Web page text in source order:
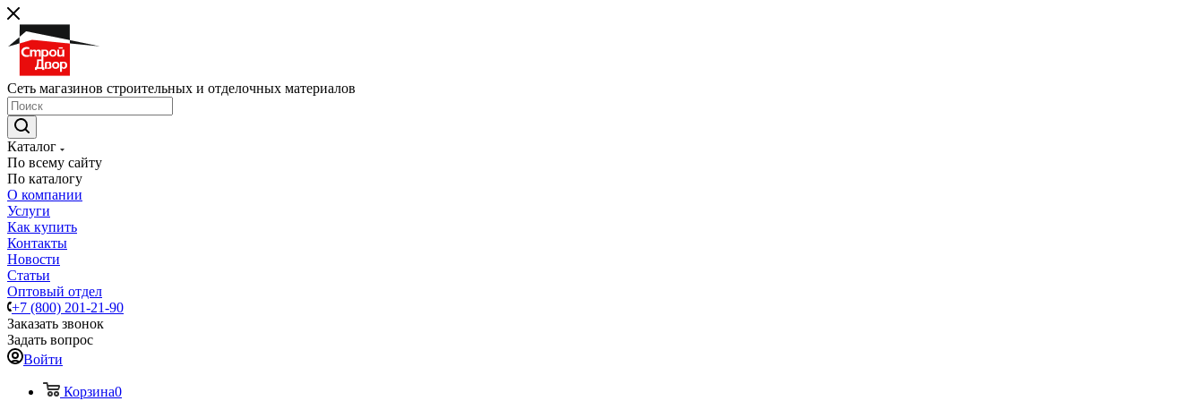
Сеть магазинов строительных и отделочных материалов
Каталог
По всему сайту
По каталогу
О компании
Услуги
Как купить
Контакты
Новости
Статьи
Оптовый отдел
+7 (800) 201-21-90
Заказать звонок
Задать вопрос
Войти
Корзина0